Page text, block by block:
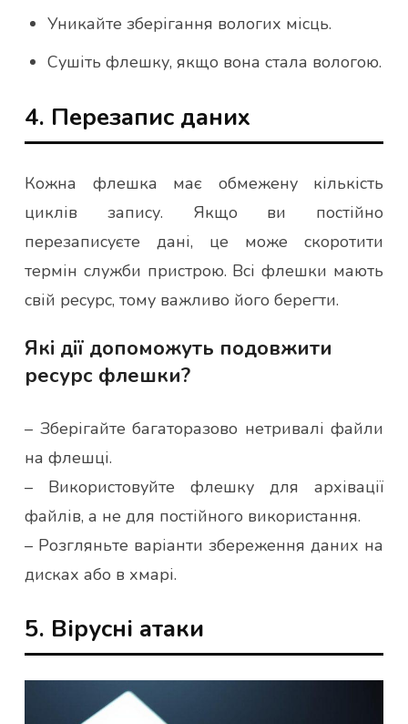
Уникайте зберігання вологих місць.
Сушіть флешку, якщо вона стала вологою.
4. Перезапис даних
Кожна флешка має обмежену кількість
циклів запису. Якщо ви постійно
перезаписуєте дані, це може скоротити
термін служби пристрою. Всі флешки мають
свій ресурс, тому важливо його берегти.
Які дії допоможуть подовжити
ресурс флешки?
– Зберігайте багаторазово нетривалі файли
на флешці.
– Використовуйте флешку для архівації
файлів, а не для постійного використання.
– Розгляньте варіанти збереження даних на
дисках або в хмарі.
5. Вірусні атаки